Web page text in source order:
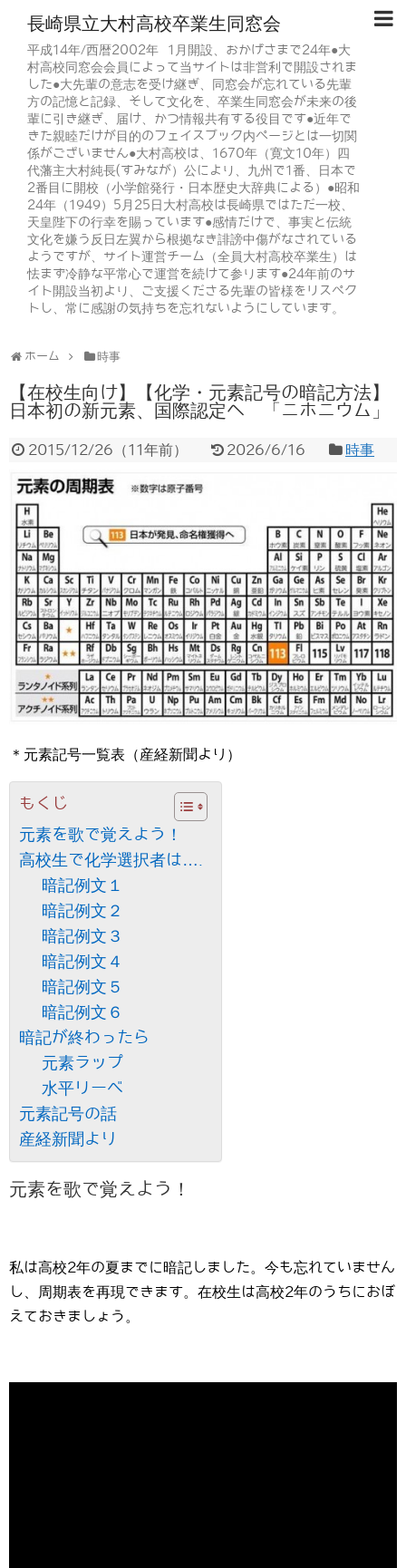
長崎県立大村高校卒業生同窓会
平成14年/西暦2002年 1月開設、おかげさまで24年●大
村高校同窓会会員によって当サイトは非営利で開設されま
した●大先輩の意志を受け継ぎ、同窓会が忘れている先輩
方の記憶と記録、そして文化を、卒業生同窓会が未来の後
輩に引き継ぎ、届け、かつ情報共有する役目です●近年で
きた親睦だけが目的のフェイスブック内ページとは一切関
係がございません●大村高校は、1670年（寛文10年）四
代藩主大村純長(すみなが）公により、九州で1番、日本で
2番目に開校（小学館発行・日本歴史大辞典による）●昭和
24年（1949）5月25日大村高校は長崎県ではただ一校、
天皇陛下の行幸を賜っています●感情だけで、事実と伝統
文化を嫌う反日左翼から根拠なき誹謗中傷がなされている
ようですが、サイト運営チーム（全員大村高校卒業生）は
怯まず冷静な平常心で運営を続けて参ります●24年前のサ
イト開設当初より、ご支援くださる先輩の皆様をリスペク
トし、常に感謝の気持ちを忘れないようにしています。
ホーム 時事
【在校生向け】【化学・元素記号の暗記方法】
日本初の新元素、国際認定へ 「ニホニウム」
2015/12/26 （11年前） 2026/6/16 時事
＊元素記号一覧表（産経新聞より）
もくじ
元素を歌で覚えよう！
高校生で化学選択者は….
暗記例文１
暗記例文２
暗記例文３
暗記例文４
暗記例文５
暗記例文６
暗記が終わったら
元素ラップ
水平リーベ
元素記号の話
産経新聞より
元素を歌で覚えよう！
私は高校2年の夏までに暗記しました。今も忘れていません
し、周期表を再現できます。在校生は高校2年のうちにおぼ
えておきましょう。